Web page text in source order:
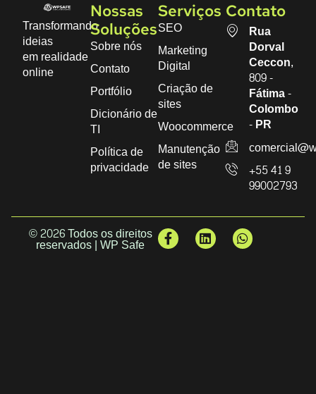
Transformando
ideias
em realidade
online
Nossas
Soluções
Sobre nós
Contato
Portfólio
Dicionário de
TI
Política de
privacidade
Serviços
SEO
Marketing
Digital
Criação de
sites
Woocommerce
Manutenção
de sites
Contato
Rua
Dorval
Ceccon,
809 -
Fátima -
Colombo
- PR
+55 41 9
99002793
© 2026 Todos os direitos
reservados | WP Safe